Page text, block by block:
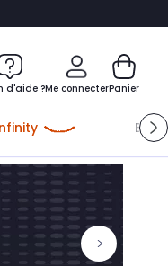
d'aide ?Me connecter
connecter
Créer mon compte
connecter avec
Panier